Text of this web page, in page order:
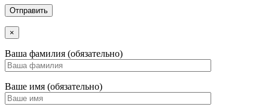
×
Ваша фамилия (обязательно)
Ваше имя (обязательно)